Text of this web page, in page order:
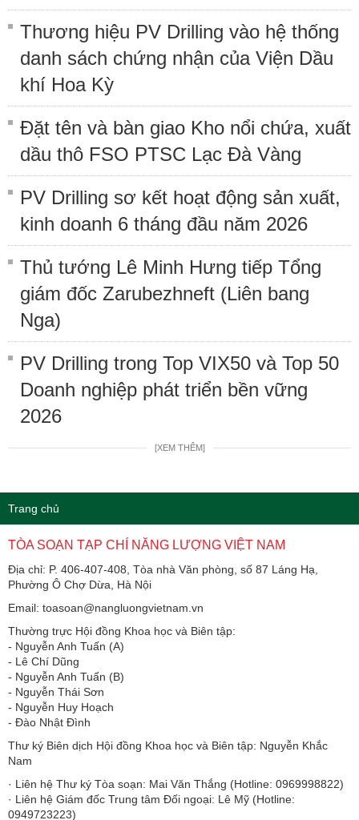
Thương hiệu PV Drilling vào hệ thống
danh sách chứng nhận của Viện Dầu
khí Hoa Kỳ
Đặt tên và bàn giao Kho nổi chứa, xuất
dầu thô FSO PTSC Lạc Đà Vàng
PV Drilling sơ kết hoạt động sản xuất,
kinh doanh 6 tháng đầu năm 2026
Thủ tướng Lê Minh Hưng tiếp Tổng
giám đốc Zarubezhneft (Liên bang
Nga)
PV Drilling trong Top VIX50 và Top 50
Doanh nghiệp phát triển bền vững
2026
[XEM THÊM]
Trang chủ
TÒA SOẠN TẠP CHÍ NĂNG LƯỢNG VIỆT NAM
Địa chỉ: P. 406-407-408, Tòa nhà Văn phòng, số 87 Láng Hạ,
Phường Ô Chợ Dừa, Hà Nội
Email: toasoan@nangluongvietnam.vn
Thường trực Hội đồng Khoa học và Biên tập:
​​​​​​- Nguyễn Anh Tuấn (A)
- Lê Chí Dũng
- Nguyễn Anh Tuấn (B)
- Nguyễn Thái Sơn
- Nguyễn Huy Hoạch
- Đào Nhật Đình
Thư ký Biên dịch Hội đồng Khoa học và Biên tập: Nguyễn Khắc
Nam
· Liên hệ Thư ký Tòa soạn: Mai Văn Thắng (Hotline: 0969998822)
· Liên hệ Giám đốc Trung tâm Đối ngoại: Lê Mỹ (Hotline:
0949723223)